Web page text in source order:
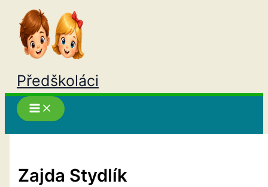
Přeskočit
obsah
Předškoláci
Zajda Stydlík